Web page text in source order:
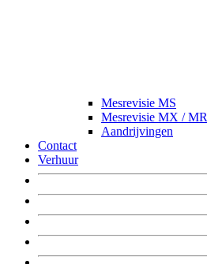
Mesrevisie MS
Mesrevisie MX / MR
Aandrijvingen
Contact
Verhuur